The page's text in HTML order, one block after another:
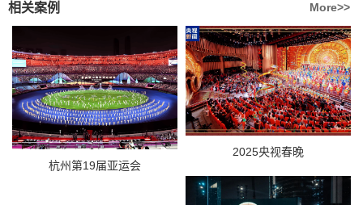
相关案例 More>>
杭州第19届亚运会
2025央视春晚